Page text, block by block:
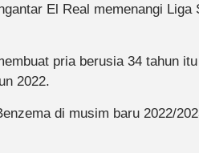
El Real memenangi Liga
pria berusia 34 tahun
2022.
di musim baru 2022/